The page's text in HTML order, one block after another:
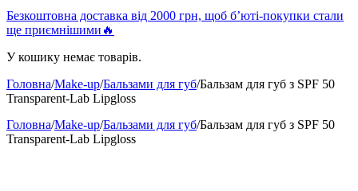
Безкоштовна доставка від 2000 грн, щоб б’юті-покупки стали
ще приємнішими🔥
У кошику немає товарів.
Головна/Make-up/Бальзами для губ/Бальзам для губ з SPF 50
Transparent-Lab Lipgloss
Головна/Make-up/Бальзами для губ/Бальзам для губ з SPF 50
Transparent-Lab Lipgloss